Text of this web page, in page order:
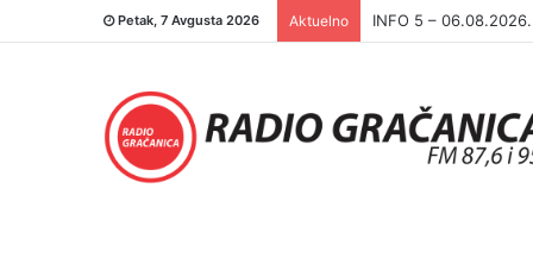
Petak, 7 Avgusta 2026 Aktuelno INFO 5 – 05.08.2026